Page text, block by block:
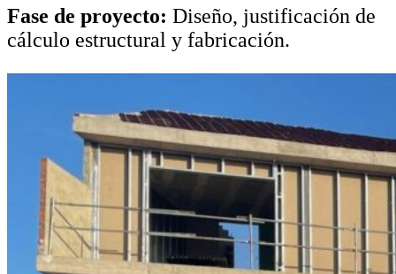
Fase de proyecto: Diseño, justificación de
cálculo estructural y fabricación.